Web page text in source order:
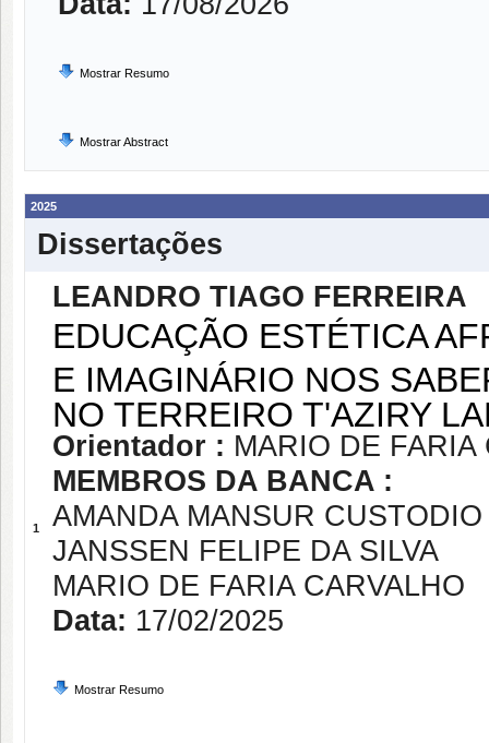
Mostrar Resumo
Mostrar Abstract
2025
Dissertações
1
LEANDRO TIAGO FERREIRA
EDUCAÇÃO ESTÉTICA
E IMAGINÁRIO NOS
NO TERREIRO T'AZIRY
Orientador : MARIO DE FARIA
MEMBROS DA BANCA :
AMANDA MANSUR
JANSSEN FELIPE DA SILVA
MARIO DE FARIA CARVALHO
Data: 17/02/2025
Mostrar Resumo